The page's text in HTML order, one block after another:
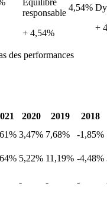
responsable
+ 4,54%
4,54%
+
des performances
2020 2019
2018
3,47% 7,68% -1,85%
5,22% 11,19% -4,48%
- - -